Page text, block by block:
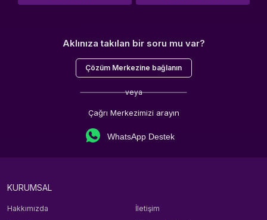
Aklınıza takılan bir soru mu var?
Çözüm Merkezine bağlanın
veya
Çağrı Merkezimizi arayın
WhatsApp Destek
KURUMSAL
Hakkımızda
İletişim